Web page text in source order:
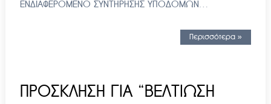
ΕΝΔΙΑΦΕΡΟΜΕΝΟ ΣΥΝΤΗΡΗΣΗΣ ΥΠΟΔΟΜΩΝ…
Περισσότερα »
ΠΡΟΣΚΛΗΣΗ ΓΙΑ “ΒΕΛΤΙΩΣΗ